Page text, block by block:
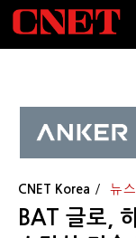
CNET Korea 뉴스
BAT 글로,